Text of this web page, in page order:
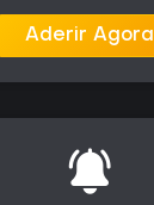
Aderir Agora